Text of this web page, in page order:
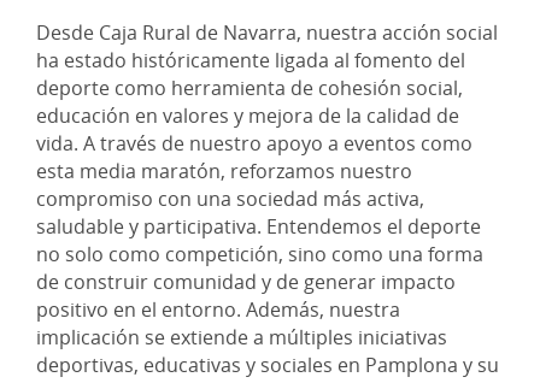
Desde Caja Rural de Navarra, nuestra acción social
ha estado históricamente ligada al fomento del
deporte como herramienta de cohesión social,
educación en valores y mejora de la calidad de
vida. A través de nuestro apoyo a eventos como
esta media maratón, reforzamos nuestro
compromiso con una sociedad más activa,
saludable y participativa. Entendemos el deporte
no solo como competición, sino como una forma
de construir comunidad y de generar impacto
positivo en el entorno. Además, nuestra
implicación se extiende a múltiples iniciativas
deportivas, educativas y sociales en Pamplona y su